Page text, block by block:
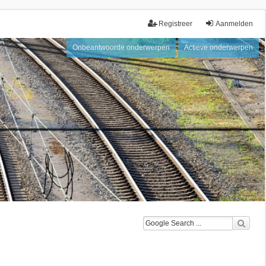
Aanmelden
Registreer
Onbeantwoorde onderwerpen Actieve onderwerpen